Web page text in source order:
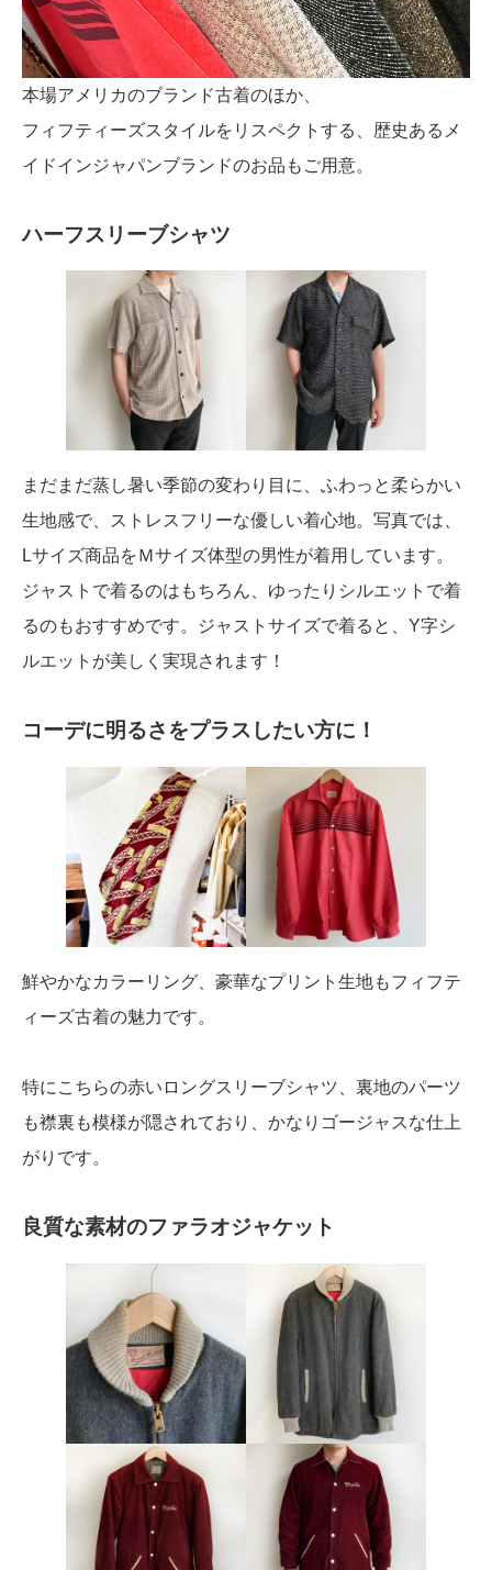
本場アメリカのブランド古着のほか、
フィフティーズスタイルをリスペクトする、歴史あるメ
イドインジャパンブランドのお品もご用意。
ハーフスリーブシャツ
まだまだ蒸し暑い季節の変わり目に、ふわっと柔らかい
生地感で、ストレスフリーな優しい着心地。写真では、
Lサイズ商品をＭサイズ体型の男性が着用しています。
ジャストで着るのはもちろん、ゆったりシルエットで着
るのもおすすめです。ジャストサイズで着ると、Y字シ
ルエットが美しく実現されます！
コーデに明るさをプラスしたい方に！
鮮やかなカラーリング、豪華なプリント生地もフィフテ
ィーズ古着の魅力です。
特にこちらの赤いロングスリーブシャツ、裏地のパーツ
も襟裏も模様が隠されており、かなりゴージャスな仕上
がりです。
良質な素材のファラオジャケット